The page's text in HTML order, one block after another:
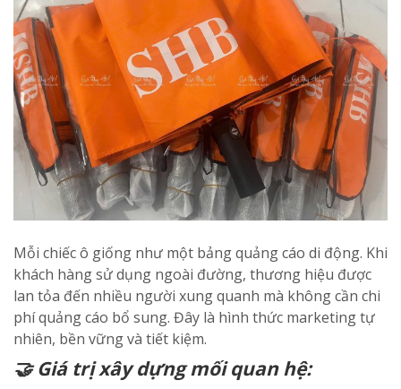
Mỗi chiếc ô giống như một bảng quảng cáo di động. Khi
khách hàng sử dụng ngoài đường, thương hiệu được
lan tỏa đến nhiều người xung quanh mà không cần chi
phí quảng cáo bổ sung. Đây là hình thức marketing tự
nhiên, bền vững và tiết kiệm.
🤝 Giá trị xây dựng mối quan hệ: